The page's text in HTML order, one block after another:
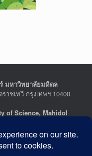
มหาวิทยาลัยมหิดล
ชเทวี กรุงเทพฯ 10400
of Science, Mahidol
Bangkok 10400
354-7157